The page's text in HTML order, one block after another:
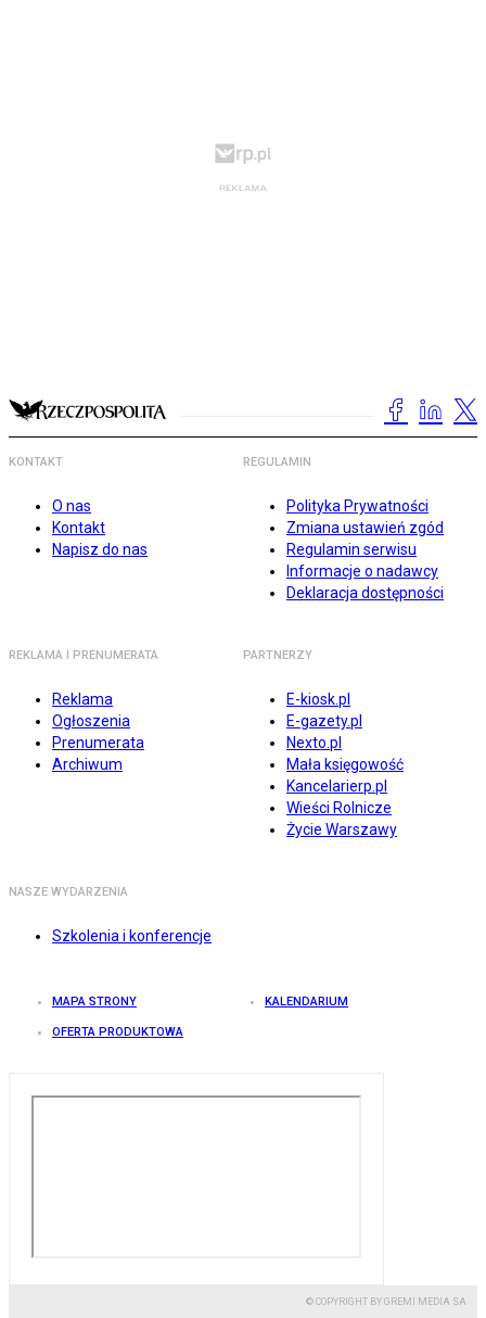
KONTAKT
O nas
Kontakt
Napisz do nas
REGULAMIN
Polityka Prywatności
Zmiana ustawień zgód
Regulamin serwisu
Informacje o nadawcy
Deklaracja dostępności
REKLAMA I PRENUMERATA
Reklama
Ogłoszenia
Prenumerata
Archiwum
PARTNERZY
E-kiosk.pl
E-gazety.pl
Nexto.pl
Mała księgowość
Kancelarierp.pl
Wieści Rolnicze
Życie Warszawy
NASZE WYDARZENIA
Szkolenia i konferencje
MAPA STRONY KALENDARIUM
OFERTA PRODUKTOWA
© COPYRIGHT BY GREMI MEDIA SA